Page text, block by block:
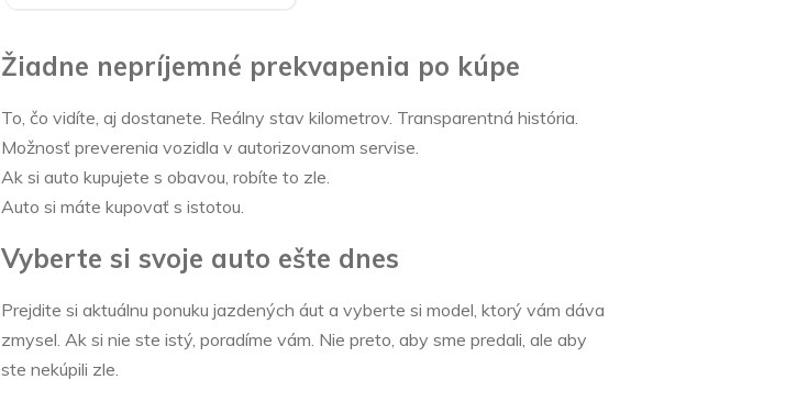
Žiadne nepríjemné prekvapenia po kúpe
To, čo vidíte, aj dostanete. Reálny stav kilometrov. Transparentná história.
Možnosť preverenia vozidla v autorizovanom servise.
Ak si auto kupujete s obavou, robíte to zle.
Auto si máte kupovať s istotou.
Vyberte si svoje auto ešte dnes
Prejdite si aktuálnu ponuku jazdených áut a vyberte si model, ktorý vám dáva
zmysel. Ak si nie ste istý, poradíme vám. Nie preto, aby sme predali, ale aby
ste nekúpili zle.